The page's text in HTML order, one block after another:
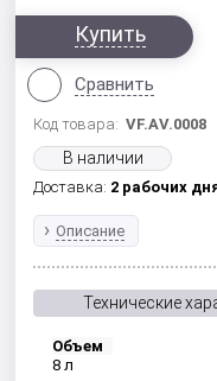
Купить
Сравнить
Код товара:VF.AV.0008
В наличии
Доставка: 2 рабочих
Описание
Технические
Объем
8 л